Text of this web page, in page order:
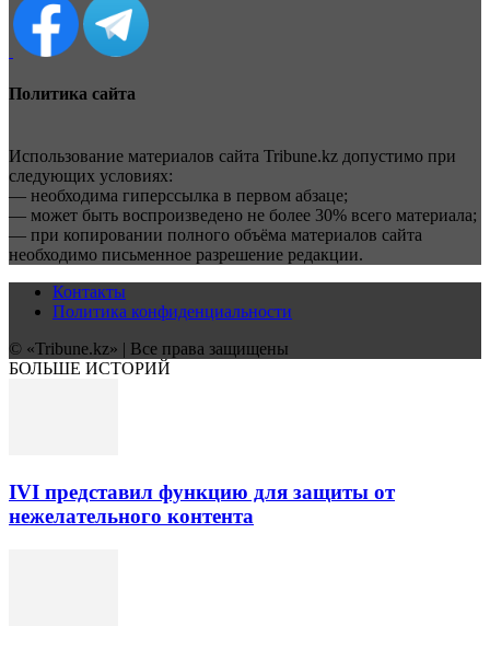
Политика сайта
Использование материалов сайта Tribune.kz допустимо при
следующих условиях:
— необходима гиперссылка в первом абзаце;
— может быть воспроизведено не более 30% всего материала;
— при копировании полного объёма материалов сайта
необходимо письменное разрешение редакции.
Контакты
Политика конфиденциальности
© «Tribune.kz» | Все права защищены
БОЛЬШЕ ИСТОРИЙ
IVI представил функцию для защиты от
нежелательного контента